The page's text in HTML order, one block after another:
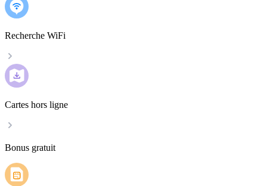
Recherche WiFi
Cartes hors ligne
Bonus gratuit